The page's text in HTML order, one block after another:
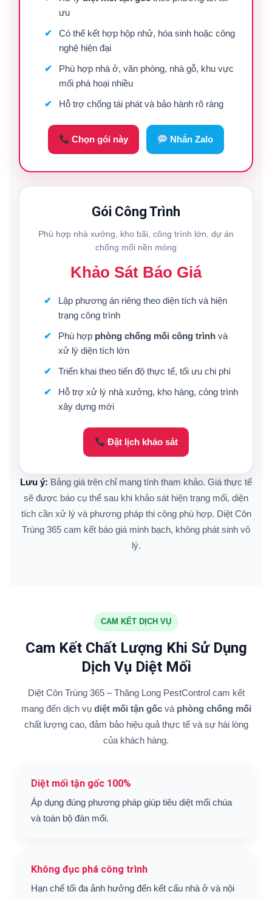
ưu
Có thể kết hợp hộp nhử, hóa sinh hoặc công
nghệ hiện đại
Phù hợp nhà ở, văn phòng, nhà gỗ, khu vực
mối phá hoại nhiều
Hỗ trợ chống tái phát và bảo hành rõ ràng
Chọn gói này Nhắn Zalo
Gói Công Trình
Phù hợp nhà xưởng, kho bãi, công trình lớn, dự án
chống mối nền móng
Khảo Sát Báo Giá
Lập phương án riêng theo diện tích và hiện
trạng công trình
Phù hợp phòng chống mối công trìnhvà
xử lý diện tích lớn
Triển khai theo tiến độ thực tế, tối ưu chi phí
Hỗ trợ xử lý nhà xưởng, kho hàng, công trình
xây dựng mới
Đặt lịch khảo sát
Lưu ý: Bảng giá trên chỉ mang tính tham khảo. Giá thực tế
sẽ được báo cụ thể sau khi khảo sát hiện trạng mối, diện
tích cần xử lý và phương pháp thi công phù hợp. Diệt Côn
Trùng 365 cam kết báo giá minh bạch, không phát sinh vô
lý.
CAM KẾT DỊCH VỤ
Cam Kết Chất Lượng Khi Sử Dụng
Dịch Vụ Diệt Mối
Diệt Côn Trùng 365 – Thăng Long PestControl cam kết
mang đến dịch vụ diệt mối tận gốcvà phòng chống mối
chất lượng cao, đảm bảo hiệu quả thực tế và sự hài lòng
của khách hàng.
Diệt mối tận gốc 100%
Áp dụng đúng phương pháp giúp tiêu diệt mối chúa
và toàn bộ đàn mối.
Không đục phá công trình
Hạn chế tối đa ảnh hưởng đến kết cấu nhà ở và nội